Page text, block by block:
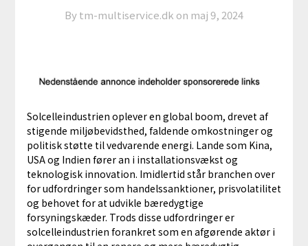
By tm-multiservice.dk on maj 9, 2024
Solcelleindustrien oplever en global boom, drevet af
stigende miljøbevidsthed, faldende omkostninger og
politisk støtte til vedvarende energi. Lande som Kina,
USA og Indien fører an i installationsvækst og
teknologisk innovation. Imidlertid står branchen over
for udfordringer som handelssanktioner, prisvolatilitet
og behovet for at udvikle bæredygtige
forsyningskæder. Trods disse udfordringer er
solcelleindustrien forankret som en afgørende aktør i